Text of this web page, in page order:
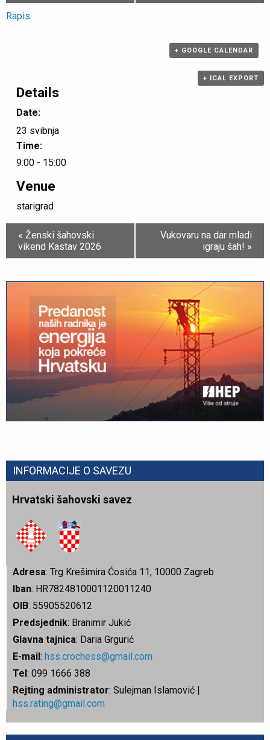
Rapis
+ GOOGLE CALENDAR
+ ICAL EXPORT
Details
Date:
23 svibnja
Time:
9:00 - 15:00
Venue
starigrad
Event
Navigation
« Ženski šahovski
vikend Kastav 2026
Vukovaru na dar mladi
igraju šah! »
INFORMACIJE O SAVEZU
Hrvatski šahovski savez
Adresa: Trg Krešimira Ćosića 11, 10000 Zagreb
Iban: HR7824810001120011240
OIB: 55905520612
Predsjednik: Branimir Jukić
Glavna tajnica: Daria Grgurić
E-mail: hss.crochess@gmail.com
Tel: 099 1666 388
Rejting administrator: Sulejman Islamović |
hss.rating@gmail.com